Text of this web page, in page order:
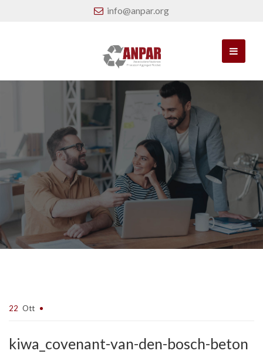
info@anpar.org
22 Ott
kiwa_covenant-van-den-bosch-beton